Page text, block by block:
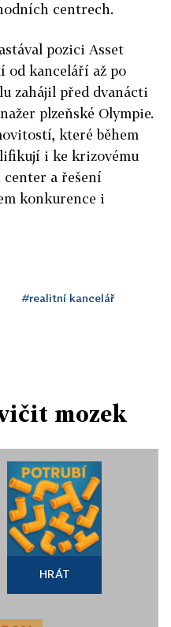
centrech.
pozici Asset
od kanceláří až po
zahájil před dvanácti
plzeňské Olympie.
které během
i ke krizovému
center a řešení
konkurence i
#realitní kancelář
mozek
HRÁT